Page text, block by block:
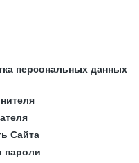
персональных данных
Сайта
пароли